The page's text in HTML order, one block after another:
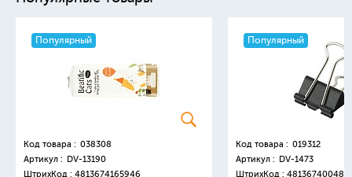
Популярный
Код товара : 038308
Артикул : DV-13190
ШтрихКод : 4813674165946
Популярный
Код товара : 019312
Артикул : DV-1473
ШтрихКод :